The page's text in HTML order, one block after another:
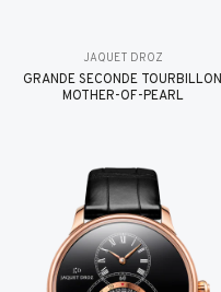
JAQUET DROZ
GRANDE SECONDE TOURBILLON
MOTHER-OF-PEARL